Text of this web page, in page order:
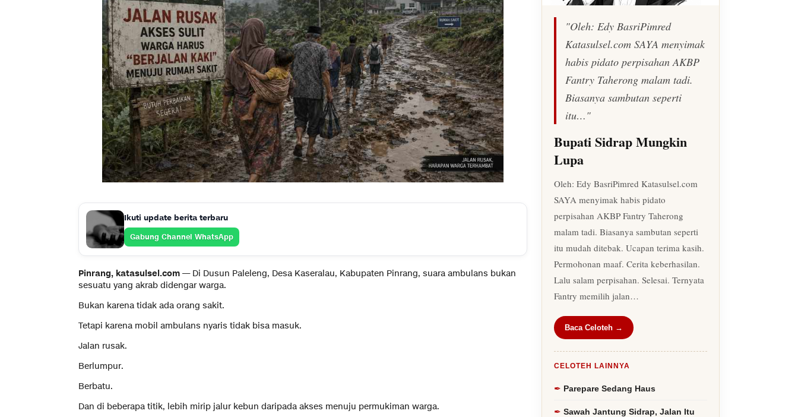
Ikuti update berita terbaru
Gabung Channel WhatsApp
Pinrang, katasulsel.com — Di Dusun Paleleng, Desa Kaseralau, Kabupaten Pinrang, suara ambulans bukan
sesuatu yang akrab didengar warga.
Bukan karena tidak ada orang sakit.
Tetapi karena mobil ambulans nyaris tidak bisa masuk.
Jalan rusak.
Berlumpur.
Berbatu.
Dan di beberapa titik, lebih mirip jalur kebun daripada akses menuju permukiman warga.
"Oleh: Edy BasriPimred
Katasulsel.com SAYA menyimak
habis pidato perpisahan AKBP
Fantry Taherong malam tadi.
Biasanya sambutan seperti
itu…"
Bupati Sidrap Mungkin
Lupa
Oleh: Edy BasriPimred Katasulsel.com
SAYA menyimak habis pidato
perpisahan AKBP Fantry Taherong
malam tadi. Biasanya sambutan seperti
itu mudah ditebak. Ucapan terima kasih.
Permohonan maaf. Cerita keberhasilan.
Lalu salam perpisahan. Selesai. Ternyata
Fantry memilih jalan…
Baca Celoteh →
CELOTEH LAINNYA
Parepare Sedang Haus
Sawah Jantung Sidrap, Jalan Itu